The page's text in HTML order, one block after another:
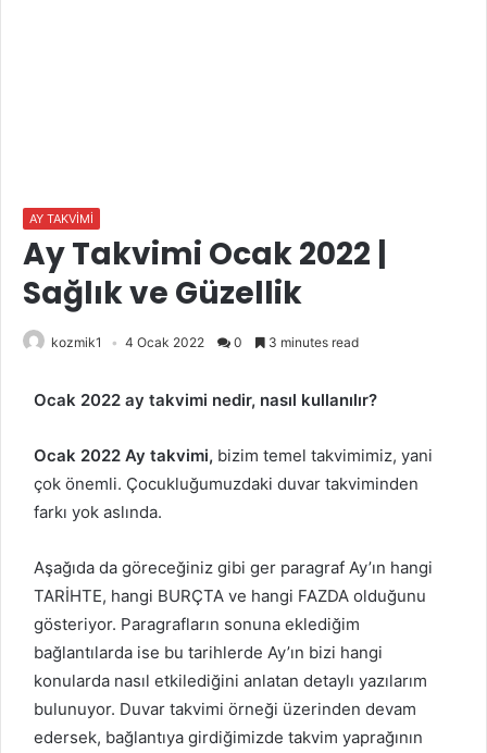
AY TAKVİMİ
Ay Takvimi Ocak 2022 |
Sağlık ve Güzellik
kozmik1 4 Ocak 2022 0 3 minutes read
Ocak 2022 ay takvimi nedir, nasıl kullanılır?
Ocak 2022 Ay takvimi, bizim temel takvimimiz, yani
çok önemli. Çocukluğumuzdaki duvar takviminden
farkı yok aslında.
Aşağıda da göreceğiniz gibi ger paragraf Ay’ın hangi
TARİHTE, hangi BURÇTA ve hangi FAZDA olduğunu
gösteriyor. Paragrafların sonuna eklediğim
bağlantılarda ise bu tarihlerde Ay’ın bizi hangi
konularda nasıl etkilediğini anlatan detaylı yazılarım
bulunuyor. Duvar takvimi örneği üzerinden devam
edersek, bağlantıya girdiğimizde takvim yaprağının